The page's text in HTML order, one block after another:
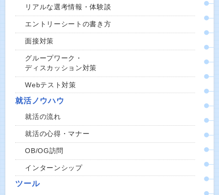
リアルな選考情報・体験談
エントリーシートの書き方
面接対策
グループワーク・
ディスカッション対策
Webテスト対策
就活ノウハウ
就活の流れ
就活の心得・マナー
OB/OG訪問
インターンシップ
ツール